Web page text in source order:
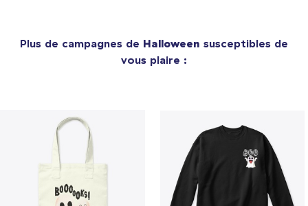
Plus de campagnes de Halloween susceptibles de
vous plaire :